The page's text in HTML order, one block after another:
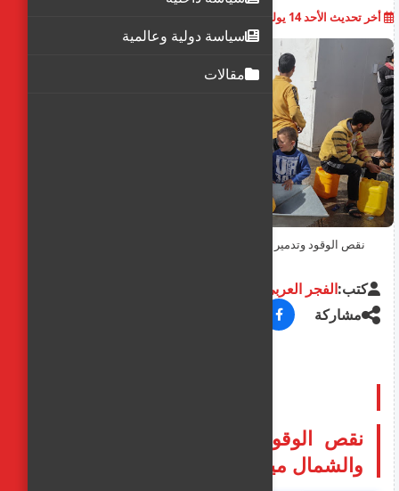
سياسة دولية وعالمية
مقالات
أخر تحديث الأحد 14 يوليو 2024
نقص الوقود وتدمير الآبار يحرمان غزة والشمال مياه الشرب
كتب:الفجر العربي
مشاركة
نقص الوقود وتدمير الآبار يحرمان غزة
والشمال مياه الشرب